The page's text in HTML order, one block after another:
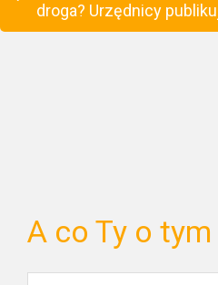
droga? Urzędnicy
A co Ty o